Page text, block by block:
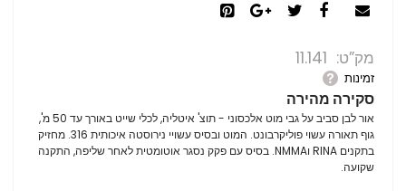
מק”ט 11.141
זמינות
סקירה מהירה
אור לבן סביב על גבי מוט אלכסוני - תוצ' איטליה, לכלי שייט באורך עד 50 מ',
גוף תאורה עשוי פוליקרבונט. המוט ובסיס עשויי נירוסטה איכותית 316. מחזיק
בתקנים RINA וNMMA. בסיס עם פקק נסגר אוטומטית לאחר שליפה, התקנה
שקועה.